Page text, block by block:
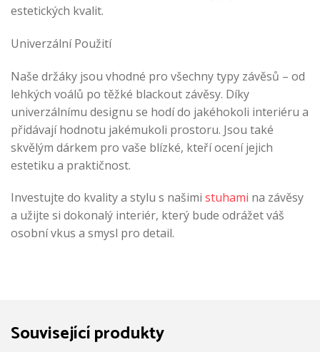
estetických kvalit.
Univerzální Použití
Naše držáky jsou vhodné pro všechny typy závěsů – od
lehkých voálů po těžké blackout závěsy. Díky
univerzálnímu designu se hodí do jakéhokoli interiéru a
přidávají hodnotu jakémukoli prostoru. Jsou také
skvělým dárkem pro vaše blízké, kteří ocení jejich
estetiku a praktičnost.
Investujte do kvality a stylu s našimi stuhami na závěsy
a užijte si dokonalý interiér, který bude odrážet váš
osobní vkus a smysl pro detail.
Související produkty